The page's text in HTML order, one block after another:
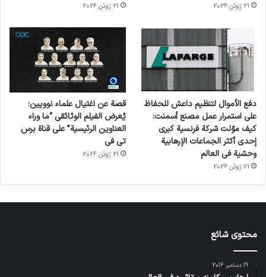
21 ژوئن 2026 21 ژوئن 2026
دفع الأموال لتنظيم داعش للحفاظ
على استمرار عمل مصنع أسمنت:
كيف موّلت شركة فرنسية كبرى
إحدى أكثر الجماعات الإرهابية
وحشية في العالم
21 ژوئن 2026
قصة عن اغتيال علماء نوويين؛
يُعرض الفيلم الوثائقي “ما وراء
العناوين الرئيسية” على قناة برس
تي في
21 ژوئن 2026
محتوى شائع
19 دسامبر 2016